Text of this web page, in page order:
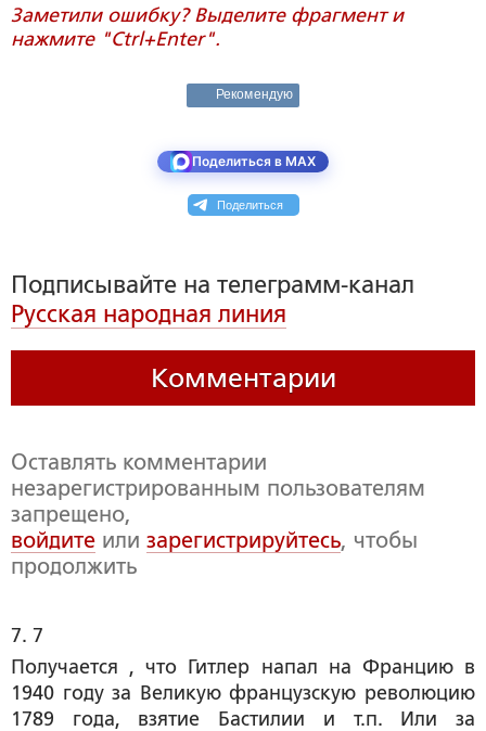
Заметили ошибку? Выделите фрагмент и
нажмите "Ctrl+Enter".
Рекомендую
Поделиться в MAX
Поделиться
Подписывайте на телеграмм-канал
Русская народная линия
Комментарии
Оставлять комментарии
незарегистрированным пользователям
запрещено,
войдите или зарегистрируйтесь, чтобы
продолжить
7. 7
Получается , что Гитлер напал на Францию в
1940 году за Великую французскую революцию
1789 года, взятие Бастилии и т.п. Или за